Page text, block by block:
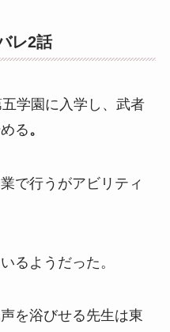
レ2話
学園に入学し、武者
る 。
で行うがアビリティ
るようだった。
を浴びせる先生は東